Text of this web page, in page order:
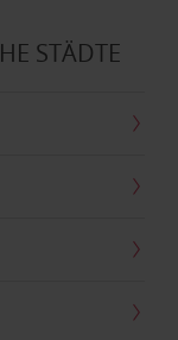
STÄDTE